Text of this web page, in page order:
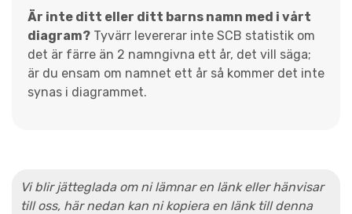
Är inte ditt eller ditt barns namn med i vårt
diagram? Tyvärr levererar inte SCB statistik om
det är färre än 2 namngivna ett år, det vill säga;
är du ensam om namnet ett år så kommer det inte
synas i diagrammet.
Vi blir jätteglada om ni lämnar en länk eller hänvisar
till oss, här nedan kan ni kopiera en länk till denna